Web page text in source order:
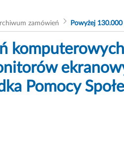
zamówień Powyżej 130.000
Pomocy